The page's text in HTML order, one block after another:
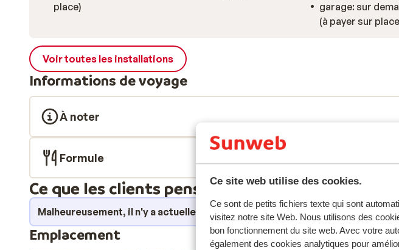
Ce site web utilise des cookies.
Ce sont de petits fichiers texte qui sont
visitez notre site Web. Nous utilisons des
bon fonctionnement du site web. Avec votre
également des cookies analytiques pour
place)
garage: sur
(à payer sur
Voir toutes les installations
Informations de voyage
À noter
Formule
Ce que les clients pensent
Malheureusement, il n'y a actuellement aucun avis pour cet hébergement.
Emplacement